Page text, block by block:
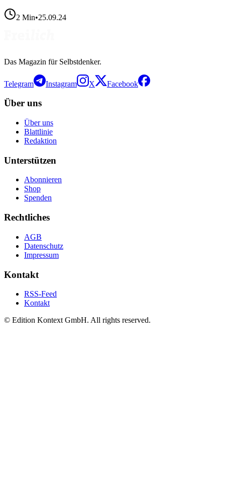
2 Min•25.09.24
Das Magazin für Selbstdenker.
Telegram Instagram X Facebook
Über uns
Über uns
Blattlinie
Redaktion
Unterstützen
Abonnieren
Shop
Spenden
Rechtliches
AGB
Datenschutz
Impressum
Kontakt
RSS-Feed
Kontakt
© Edition Kontext GmbH. All rights reserved.